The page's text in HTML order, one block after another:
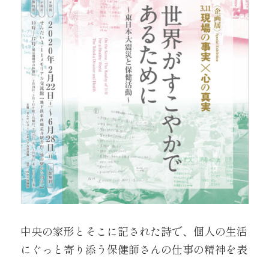
中央の家形とそこに記された詩で、個人の生活
にぐっと寄り添う保健師さんの仕事の精神を表